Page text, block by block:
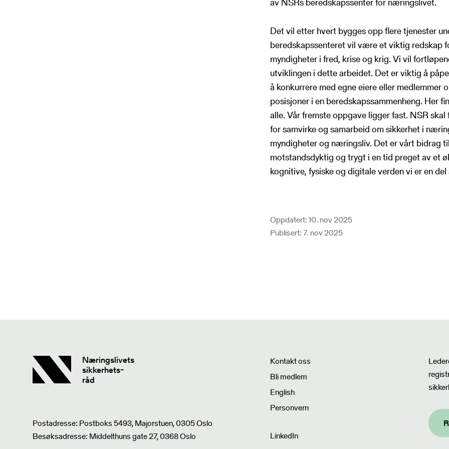
Det vil etter hvert bygges opp flere tjenester
beredskapssenteret vil være et viktig redskap
myndigheter i fred, krise og krig. Vi vil
utviklingen i dette arbeidet. Det er viktig å
å konkurrere med egne eiere eller medlemmer
posisjoner i en beredskapssammenheng. Her
alle. Vår fremste oppgave ligger fast. NSR
for samvirke og samarbeid om sikkerhet i
myndigheter og næringsliv. Det er vårt bidrag
motstandsdyktig og trygt i en tid preget av et
kognitive, fysiske og digitale verden vi er en del
Oppdatert: 10. nov 2025
Publisert: 7. nov 2025
Næringslivets
sikkerhets-
råd
Postadresse: Postboks 5493, Majorstuen, 0305 Oslo
Besøksadresse: Middelthuns gate 27, 0368 Oslo
Kontakt oss
Bli medlem
English
Personvern
LinkedIn